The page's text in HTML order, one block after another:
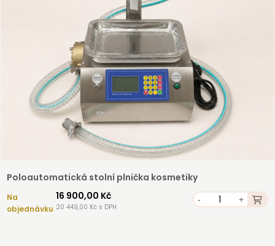
Poloautomatická stolní plnička kosmetiky
Na
objednávku
16 900,00 Kč
20 449,00 Kč s DPH
- +